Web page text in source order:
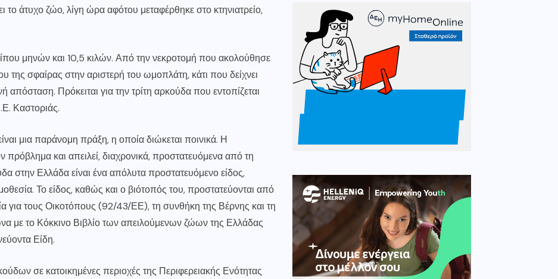
το άτυχο ζώο, λίγη ώρα αφότου μεταφέρθηκε στο κτηνιατρείο,
μηνών και 10,5 κιλών. Από την νεκροτομή που ακολούθησε
της σφαίρας στην αριστερή του ωμοπλάτη, κάτι που δείχνει
Πρόκειται για την τρίτη αρκούδα που εντοπίζεται
Καστοριάς.
μια παράνομη πράξη, η οποία διώκεται ποινικά. Η
πρόβλημα και απειλεί, διαχρονικά, προστατευόμενα από τη
στην Ελλάδα είναι ένα απόλυτα προστατευόμενο είδος,
Το είδος, καθώς και ο βιότοπός του, προστατεύονται από
για τους Οικοτόπους (92/43/ΕΕ), τη συνθήκη της Βέρνης και τη
με το Κόκκινο Βιβλίο των απειλούμενων ζώων της Ελλάδας
Είδη.
σε κατοικημένες περιοχές της Περιφερειακής Ενότητας